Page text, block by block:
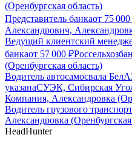
(Оренбургская область)
Представитель банкаот 75 000
Александрович,
Ведущий клиентский
банкаот 57 000 ₽
(Оренбургская область)
Водитель автосамосвала
указанаСУЭК, Сибирская
Компания, Александровка
Водитель грузового
Александровка
HeadHunter